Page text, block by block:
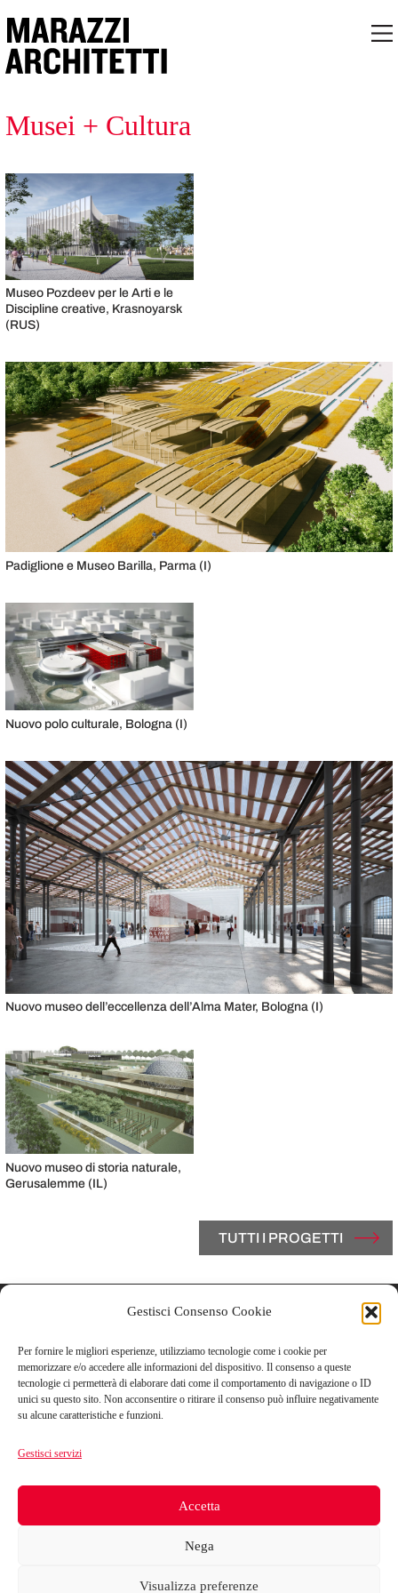
Gestisci Consenso Cookie
Per fornire le migliori esperienze, utilizziamo tecnologie come i cookie per
memorizzare e/o accedere alle informazioni del dispositivo. Il consenso a queste
tecnologie ci permetterà di elaborare dati come il comportamento di navigazione o ID
unici su questo sito. Non acconsentire o ritirare il consenso può influire negativamente
su alcune caratteristiche e funzioni.
Gestisci servizi
Accetta
Nega
Visualizza preferenze
Musei + Cultura
Museo Pozdeev per le Arti e le
Discipline creative, Krasnoyarsk
(RUS)
Padiglione e Museo Barilla, Parma (I)
Nuovo polo culturale, Bologna (I)
Nuovo museo dell’eccellenza dell’Alma Mater, Bologna (I)
Nuovo museo di storia naturale,
Gerusalemme (IL)
TUTTI I PROGETTI
Vicolo Del Carmine, 3
43121 Parma, Italy
F +39.0521.1813182
info@marazziarchitetti.com